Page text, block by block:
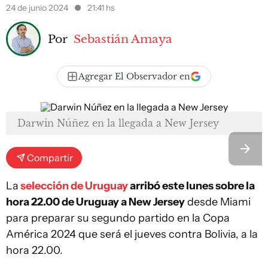
24 de junio 2024 21:41 hs
Por Sebastián Amaya
Agregar El Observador en
Darwin Núñez en la llegada a New Jersey
Compartir
Laselección de Uruguayarribó este lunes sobre la
hora 22.00 de Uruguay a New Jerseydesde Miami
para preparar su segundo partido en la Copa
América 2024 que será el jueves contra Bolivia, a la
hora 22.00.